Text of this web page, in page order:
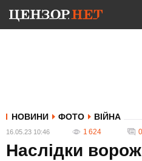
НОВИНИ ФОТО ВІЙНА
16.05.23 10:46 1 624 0
Наслідки